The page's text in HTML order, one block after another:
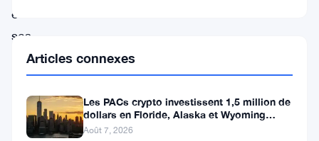
et
ses
indicateurs
d’adoption.
S’échangeant
autour
Articles connexes
Les PACs crypto investissent 1,5 million de
dollars en Floride, Alaska et Wyoming
après un revers au Michigan
Août 7, 2026